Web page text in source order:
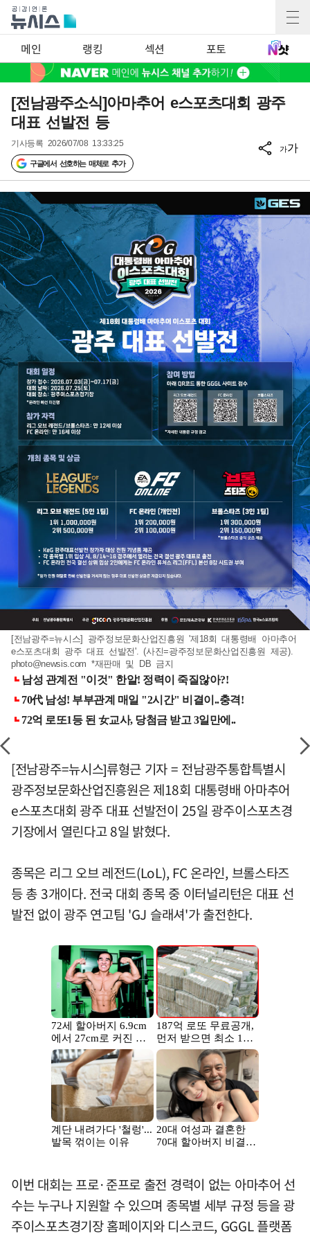
메인 랭킹 섹션 포토
[전남광주소식]아마추어 e스포츠대회 광주
대표 선발전 등
기사등록 2026/07/08 13:33:25
구글에서 선호하는 매체로 추가
가가
[전남광주=뉴시스] 광주정보문화산업진흥원 '제18회 대통령배 아마추어
e스포츠대회 광주 대표 선발전'. (사진=광주정보문화산업진흥원 제공).
photo@newsis.com *재판매 및 DB 금지
[전남광주=뉴시스]류형근 기자 = 전남광주통합특별시
광주정보문화산업진흥원은 제18회 대통령배 아마추어
e스포츠대회 광주 대표 선발전이 25일 광주이스포츠경
기장에서 열린다고 8일 밝혔다.
종목은 리그 오브 레전드(LoL), FC 온라인, 브롤스타즈
등 총 3개이다. 전국 대회 종목 중 이터널리턴은 대표 선
발전 없이 광주 연고팀 'GJ 슬래셔'가 출전한다.
이번 대회는 프로·준프로 출전 경력이 없는 아마추어 선
수는 누구나 지원할 수 있으며 종목별 세부 규정 등을 광
주이스포츠경기장 홈페이지와 디스코드, GGGL 플랫폼